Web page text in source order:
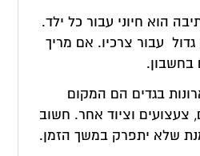
הוא חיוני עבור כל ילד.
עבור צרכיו. אם מריך
בגדים הם המקום
צעצועים וציוד אחר. חשוב
שלא יתפרק במשך הזמן.